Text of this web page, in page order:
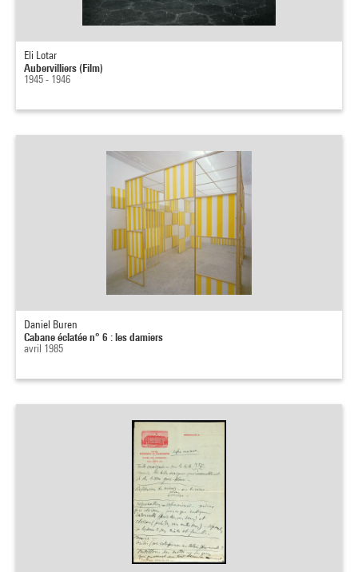
Eli Lotar
Aubervilliers (Film)
1945 - 1946
Daniel Buren
Cabane éclatée n° 6 : les damiers
avril 1985